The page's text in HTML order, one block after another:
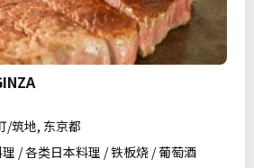
/筑地, 东京都
/ 各类日本料理 / 铁板烧 / 葡萄酒